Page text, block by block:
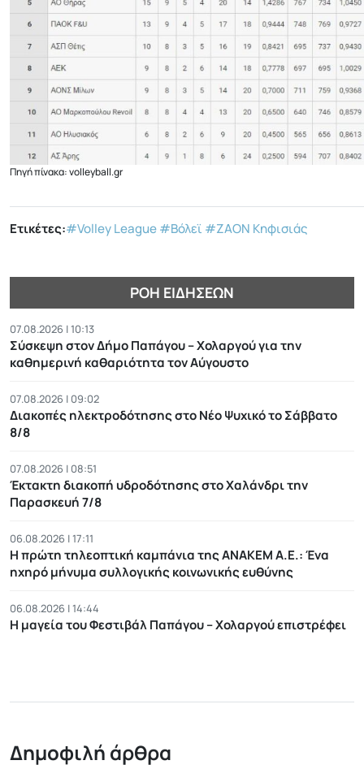
Πηγή πίνακα: volleyball.gr
Ετικέτες:#Volley League#Βόλεϊ #ΖΑΟΝ Κηφισιάς
ΡΟΉ ΕΙΔΉΣΕΩΝ
07.08.2026 | 10:13
Σύσκεψη στον Δήμο Παπάγου – Χολαργού για την
καθημερινή καθαριότητα τον Αύγουστο
07.08.2026 | 09:02
Διακοπές ηλεκτροδότησης στο Νέο Ψυχικό το Σάββατο
8/8
07.08.2026 | 08:51
Έκτακτη διακοπή υδροδότησης στο Χαλάνδρι την
Παρασκευή 7/8
06.08.2026 | 17:11
Η πρώτη τηλεοπτική καμπάνια της ΑΝΑΚΕΜ Α.Ε.: Ένα
ηχηρό μήνυμα συλλογικής κοινωνικής ευθύνης
06.08.2026 | 14:44
Η μαγεία του Φεστιβάλ Παπάγου – Χολαργού επιστρέφει
Δημοφιλή άρθρα